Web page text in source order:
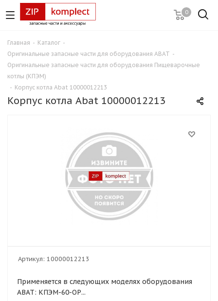
0
Главная - Каталог -
Оригинальные запасные части для оборудования ABAT -
Оригинальные запасные части для оборудования Пищеварочные
котлы (КПЭМ)
- Корпус котла Abat 10000012213
Корпус котла Abat 10000012213
Артикул: 10000012213
Применяется в следующих моделях оборудования
ABAT: КПЭМ-60-ОР...